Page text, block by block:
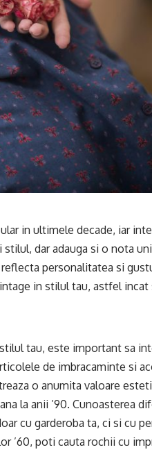
in ultimele decade, iar
dar adauga si o nota
personalitatea si
in stilul tau, astfel
tau, este important sa
de imbracaminte si
o anumita valoare
la anii ’90. Cunoasterea
cu garderoba ta, ci si cu
’60, poti cauta rochii cu